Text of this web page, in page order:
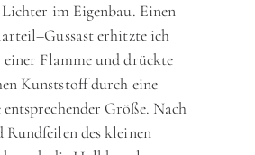
im Eigenbau. Einen
erhitzte ich
Flamme und drückte
Kunststoff durch eine
Größe. Nach
Rundfeilen des kleinen